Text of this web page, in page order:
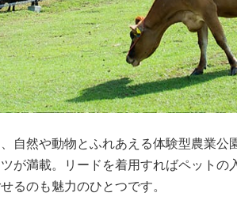
自然や動物とふれあえる体験型農業
が満載。リードを着用すればペット
るのも魅力のひとつです。